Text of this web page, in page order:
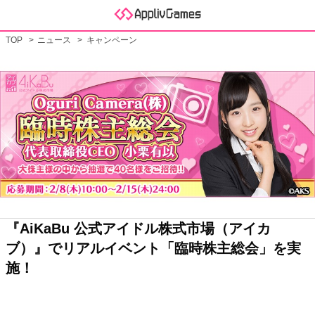
TOP ニュース キャンペーン
『AiKaBu 公式アイドル株式市場（アイカ
ブ）』でリアルイベント「臨時株主総会」を実
施！